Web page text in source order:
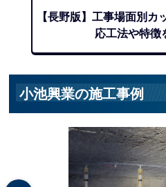
【長野版】工事場面別カ
応工法や特徴
小池興業の施工事例